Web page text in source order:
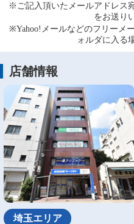
※ご記入頂いたメールアドレス
をお送り
※Yahoo!メールなどのフリーメ
ォルダに入る
店舗情報
埼玉エリア